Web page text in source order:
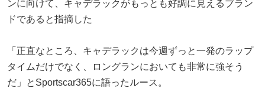
ンに向けて、キャデラックがもっとも好調に見えるブラン
ドであると指摘した
「正直なところ、キャデラックは今週ずっと一発のラップ
タイムだけでなく、ロングランにおいても非常に強そう
だ」とSportscar365に語ったルース。